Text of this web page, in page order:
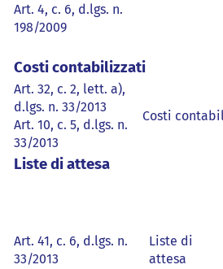
Art. 4, c. 6, d.lgs. n.
198/2009
Costi contabilizzati
Art. 32, c. 2, lett. a),
d.lgs. n. 33/2013
Art. 10, c. 5, d.lgs. n.
33/2013
Costi
Liste di attesa
Art. 41, c. 6, d.lgs. n.
33/2013
Liste di
attesa